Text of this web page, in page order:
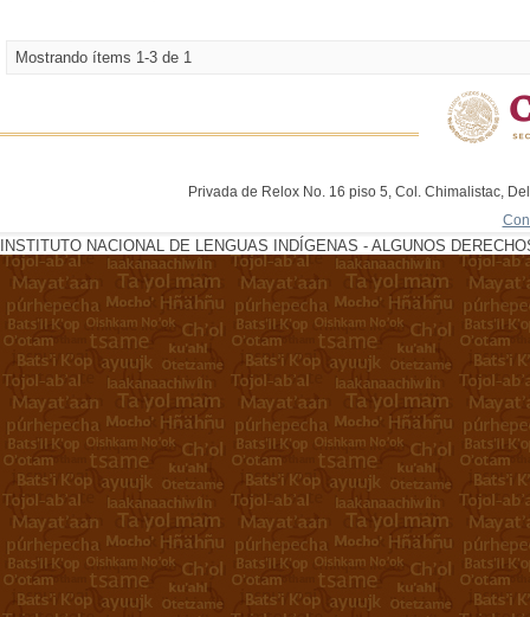
Mostrando ítems 1-3 de 1
Privada de Relox No. 16 piso 5, Col. Chimalistac,
INSTITUTO NACIONAL DE LENGUAS INDÍGENAS - ALGUNOS